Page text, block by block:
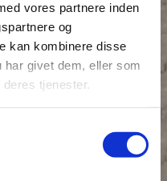
vores partnere inden
og
kan kombinere disse
har givet dem, eller som
tjenester.